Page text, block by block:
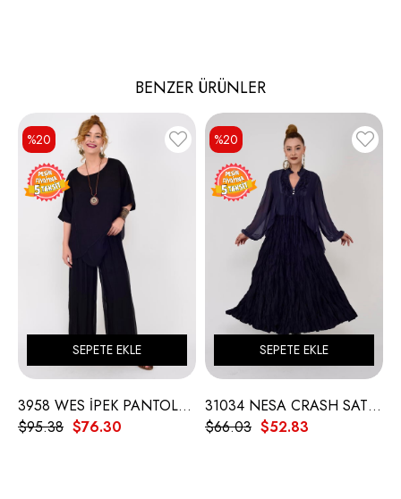
BENZER ÜRÜNLER
3958 WES İPEK PANTOLON
$76.30
$95.38
SEPETE EKLE
%20
31034 NESA CRASH SATEN ETEK
$52.83
$66.03
SEPETE EKLE
%20